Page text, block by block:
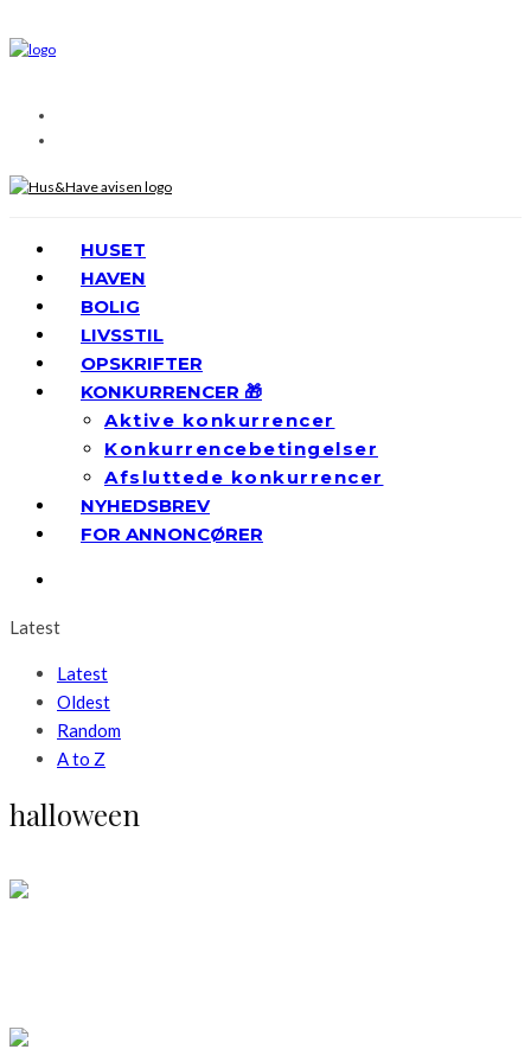
HUSET
HAVEN
BOLIG
LIVSSTIL
OPSKRIFTER
KONKURRENCER 🎁
Aktive konkurrencer
Konkurrencebetingelser
Afsluttede konkurrencer
NYHEDSBREV
FOR ANNONCØRER
Latest
Latest
Oldest
Random
A to Z
halloween